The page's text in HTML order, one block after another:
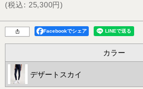
(税込: 25,300円)
Facebookでシェア
カラー
デザートスカイ